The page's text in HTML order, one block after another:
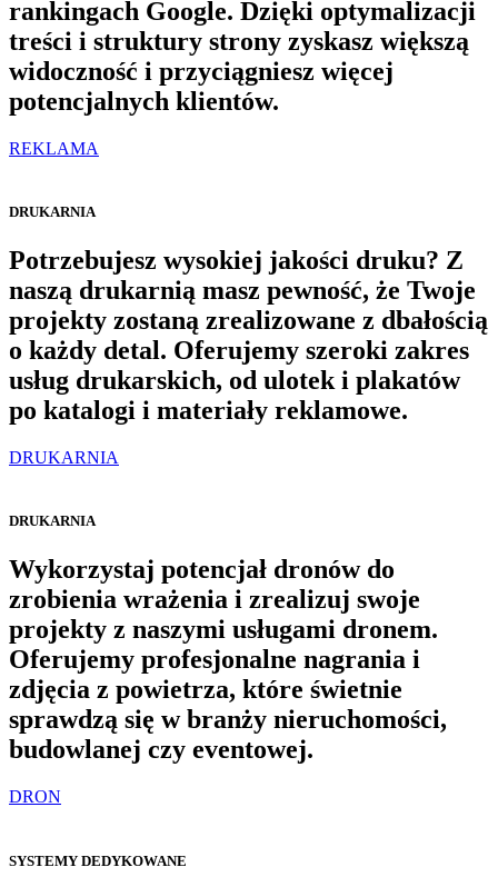
rankingach Google. Dzięki optymalizacji
treści i struktury strony zyskasz większą
widoczność i przyciągniesz więcej
potencjalnych klientów.
REKLAMA
DRUKARNIA
Potrzebujesz wysokiej jakości druku? Z
naszą drukarnią masz pewność, że Twoje
projekty zostaną zrealizowane z dbałością
o każdy detal. Oferujemy szeroki zakres
usług drukarskich, od ulotek i plakatów
po katalogi i materiały reklamowe.
DRUKARNIA
DRUKARNIA
Wykorzystaj potencjał dronów do
zrobienia wrażenia i zrealizuj swoje
projekty z naszymi usługami dronem.
Oferujemy profesjonalne nagrania i
zdjęcia z powietrza, które świetnie
sprawdzą się w branży nieruchomości,
budowlanej czy eventowej.
DRON
SYSTEMY DEDYKOWANE